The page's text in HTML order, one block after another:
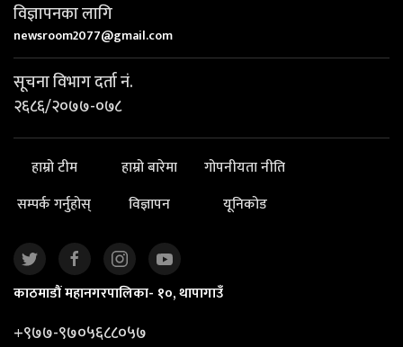
विज्ञापनका लागि
newsroom2077@gmail.com
सूचना विभाग दर्ता नं.
२६८६/२०७७-०७८
हाम्रो टीम हाम्रो बारेमा
गोपनीयता नीति
सम्पर्क गर्नुहोस्
विज्ञापन यूनिकोड
काठमाडौं महानगरपालिका- १०, थापागाउँ
+९७७-९७०५६८८०५७